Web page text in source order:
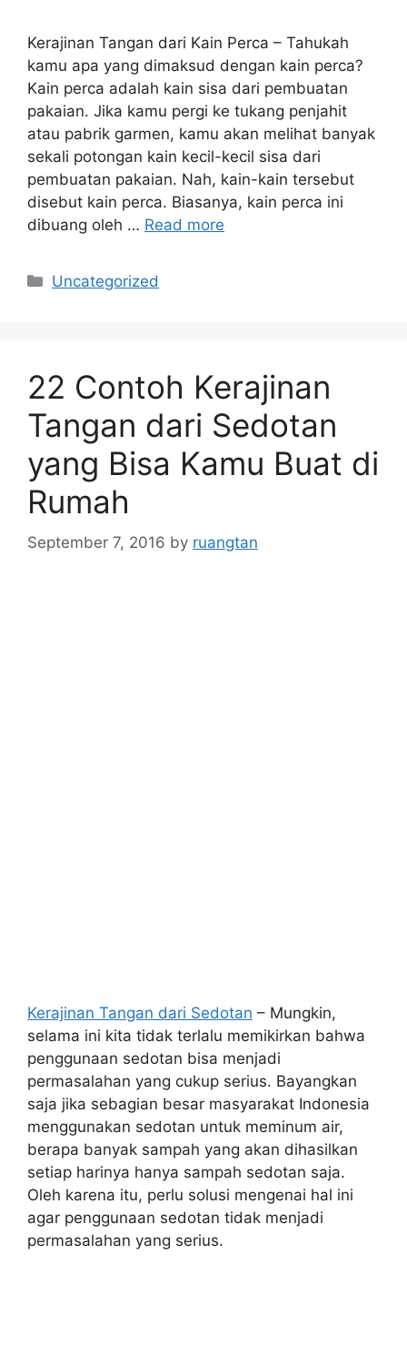
Kerajinan Tangan dari Kain Perca – Tahukah
kamu apa yang dimaksud dengan kain perca?
Kain perca adalah kain sisa dari pembuatan
pakaian. Jika kamu pergi ke tukang penjahit
atau pabrik garmen, kamu akan melihat banyak
sekali potongan kain kecil-kecil sisa dari
pembuatan pakaian. Nah, kain-kain tersebut
disebut kain perca. Biasanya, kain perca ini
dibuang oleh … Read more
Categories
Uncategorized
22 Contoh Kerajinan
Tangan dari Sedotan
yang Bisa Kamu Buat di
Rumah
September 7, 2016 by ruangtan
Kerajinan Tangan dari Sedotan – Mungkin,
selama ini kita tidak terlalu memikirkan bahwa
penggunaan sedotan bisa menjadi
permasalahan yang cukup serius. Bayangkan
saja jika sebagian besar masyarakat Indonesia
menggunakan sedotan untuk meminum air,
berapa banyak sampah yang akan dihasilkan
setiap harinya hanya sampah sedotan saja.
Oleh karena itu, perlu solusi mengenai hal ini
agar penggunaan sedotan tidak menjadi
permasalahan yang serius.